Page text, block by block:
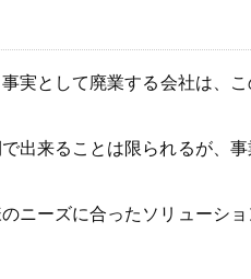
実として廃業する会社は、
出来ることは限られるが、
ニーズに合ったソリューシ